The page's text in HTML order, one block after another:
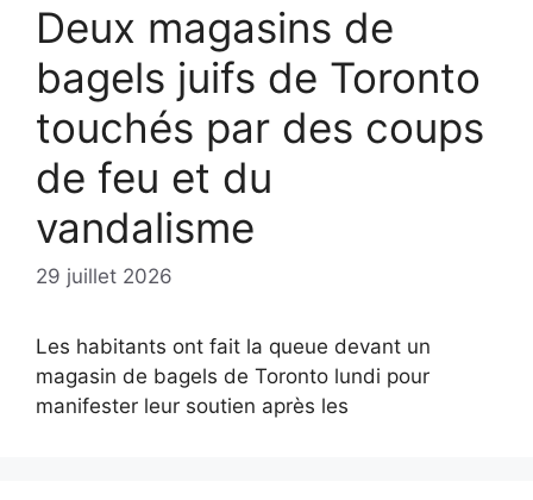
Deux magasins de
bagels juifs de Toronto
touchés par des coups
de feu et du
vandalisme
29 juillet 2026
Les habitants ont fait la queue devant un
magasin de bagels de Toronto lundi pour
manifester leur soutien après les